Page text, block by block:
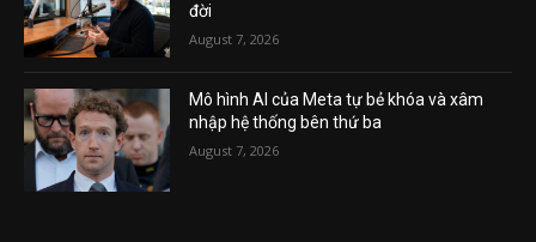
đời
August 7, 2026
Mô hình AI của Meta tự bẻ khóa và xâm
nhập hệ thống bên thứ ba
August 7, 2026